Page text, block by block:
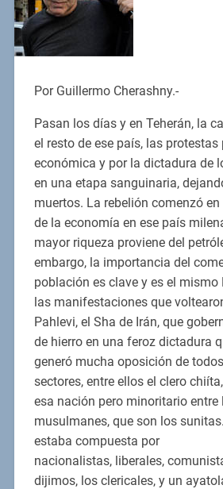
Por Guillermo Cherashny.-
Pasan los días y en Teherán, la
el resto de ese país, las
económica y por la dictadura de
en una etapa sanguinaria,
muertos. La rebelión comenzó
de la economía en ese país
mayor riqueza proviene del
embargo, la importancia del
población es clave y es el
las manifestaciones que
Pahlevi, el Sha de Irán, que
de hierro en una feroz dictadura
generó mucha oposición de
sectores, entre ellos el clero
esa nación pero minoritario entre
musulmanes, que son los
estaba compuesta por
nacionalistas, liberales,
dijimos, los clericales, y un